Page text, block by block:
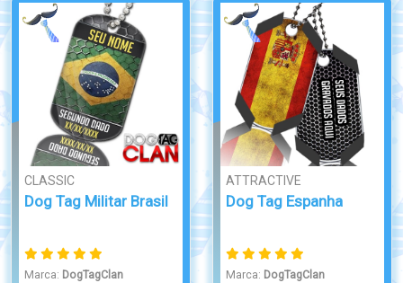
CLASSIC
Dog Tag Militar Brasil
Marca: DogTagClan
ATTRACTIVE
Dog Tag Espanha
Marca: DogTagClan